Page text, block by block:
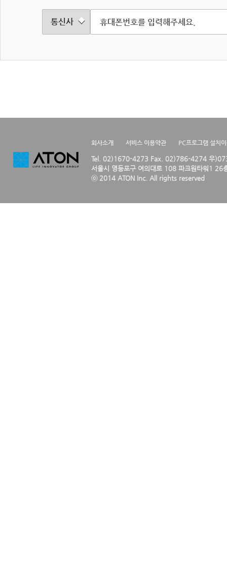
회사소개 서비스 이용약관 PC프로그램 설치
Tel. 02)1670-4273 Fax. 02)786-4274 우
서울시 영등포구 여의대로 108 파크원타워1 26
ⓒ 2014 ATON Inc. All rights reserved